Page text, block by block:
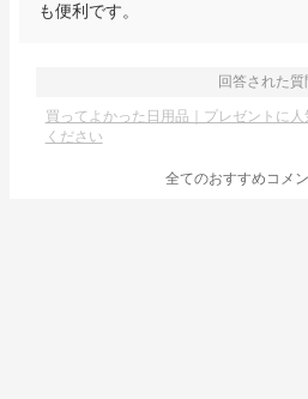
も便利です。
回答された質
買ってよかった日用品｜プレゼントに
ください
全てのおすすめコメ